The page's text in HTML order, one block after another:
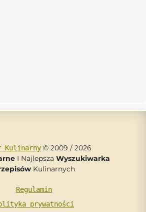
Kulinarny© 2009 / 2026
I Najlepsza Wyszukiwarka
Kulinarnych
Regulamin
prywatności